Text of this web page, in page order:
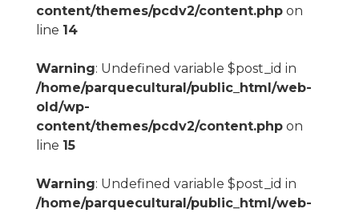
content/themes/pcdv2/content.phpon
line 14
Warning: Undefined variable $post_id in
/home/parquecultural/public_html/web-
old/wp-
content/themes/pcdv2/content.phpon
line 15
Warning: Undefined variable $post_id in
/home/parquecultural/public_html/web-